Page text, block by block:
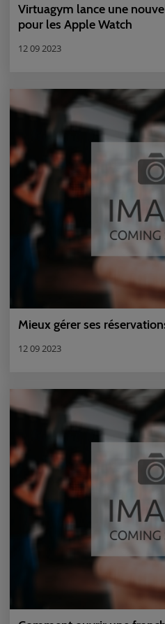
Virtuagym lance une
pour les Apple Watch
12 09 2023
Mieux gérer ses
12 09 2023